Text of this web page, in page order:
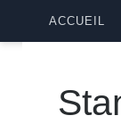
ACCUEIL